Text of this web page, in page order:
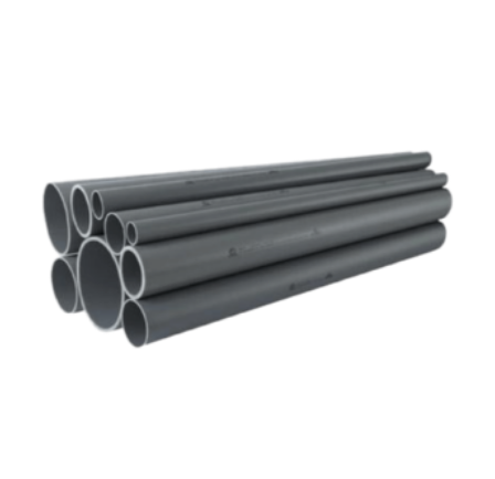
köszönhetően technológiai (savas vagy lúgos közegek) és
vízgépészeti (uszoda technika) csőhálózatok kedvelt
megoldása.